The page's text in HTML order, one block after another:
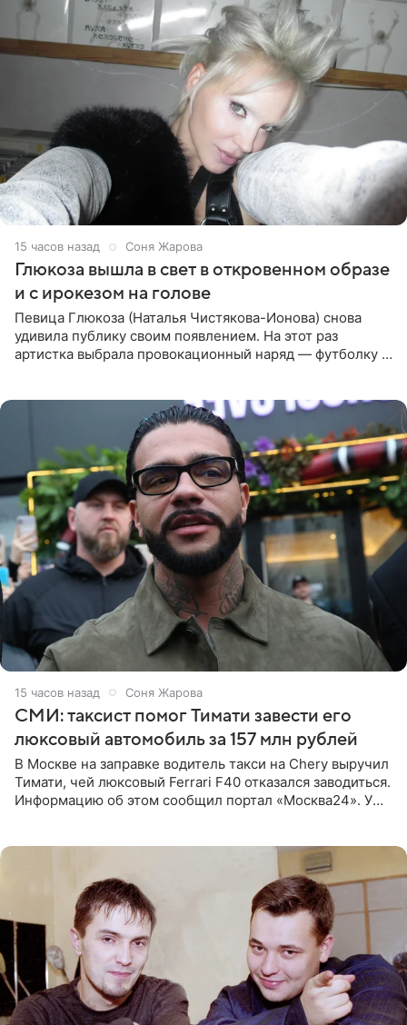
15 часов назад Соня Жарова
Глюкоза вышла в свет в откровенном образе
и с ирокезом на голове
Певица Глюкоза (Наталья Чистякова-Ионова) снова
удивила публику своим появлением. На этот раз
артистка выбрала провокационный наряд — футболку с
15 часов назад Соня Жарова
СМИ: таксист помог Тимати завести его
люксовый автомобиль за 157 млн рублей
В Москве на заправке водитель такси на Chery выручил
Тимати, чей люксовый Ferrari F40 отказался заводиться.
Информацию об этом сообщил портал «Москва24». У